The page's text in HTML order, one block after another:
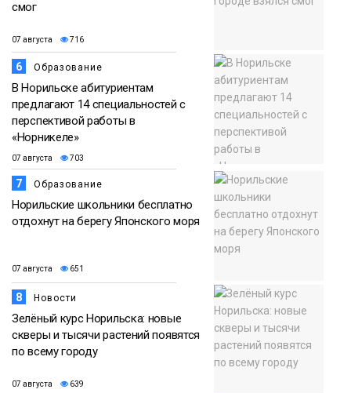
смог
07 августа 716
6 Образование
В Норильске абитуриентам
предлагают 14 специальностей с
перспективой работы в
«Норникеле»
07 августа 703
7 Образование
Норильские школьники бесплатно
отдохнут на берегу Японского моря
07 августа 651
8 Новости
Зелёный курс Норильска: новые
скверы и тысячи растений появятся
по всему городу
07 августа 639